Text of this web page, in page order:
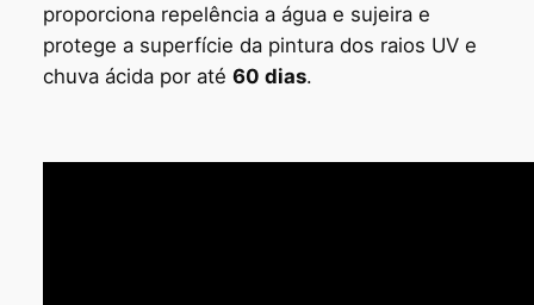
proporciona repelência a água e sujeira e
protege a superfície da pintura dos raios UV e
chuva ácida por até 60 dias.